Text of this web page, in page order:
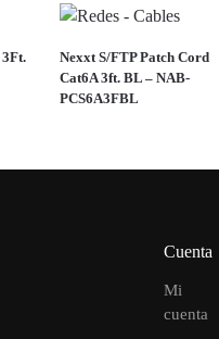
Nexxt S/FTP Patch Cord
Cat6A 3ft. BL – NAB-
PCS6A3FBL
Cuenta
Mi
cuenta